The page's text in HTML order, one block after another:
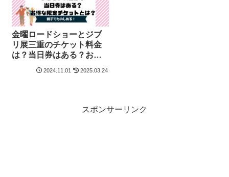
金曜ロードショーとジブ
リ展三重のチケット料金
は？当日券はある？お得
な限定チケットとは？
2024.11.01 2025.03.24
スポンサーリンク